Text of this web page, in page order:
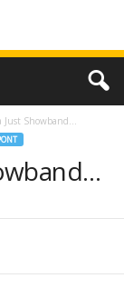
Just Showband…